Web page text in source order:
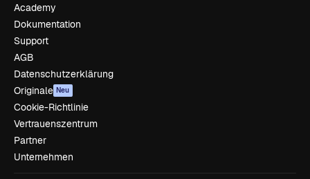
Academy
Dokumentation
Support
AGB
Datenschutzerklärung
Originale Neu
Cookie-Richtlinie
Vertrauenszentrum
Partner
Unternehmen